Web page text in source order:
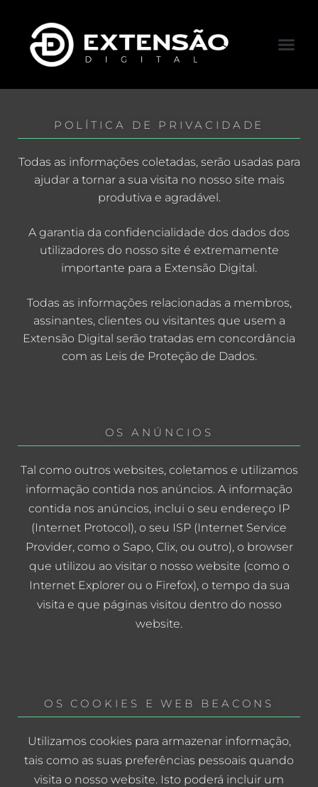
POLÍTICA DE PRIVACIDADE
Todas as informações coletadas, serão usadas para
ajudar a tornar a sua visita no nosso site mais
produtiva e agradável.
A garantia da confidencialidade dos dados dos
utilizadores do nosso site é extremamente
importante para a Extensão Digital.
Todas as informações relacionadas a membros,
assinantes, clientes ou visitantes que usem a
Extensão Digital serão tratadas em concordância
com as Leis de Proteção de Dados.
OS ANÚNCIOS
Tal como outros websites, coletamos e utilizamos
informação contida nos anúncios. A informação
contida nos anúncios, inclui o seu endereço IP
(Internet Protocol), o seu ISP (Internet Service
Provider, como o Sapo, Clix, ou outro), o browser
que utilizou ao visitar o nosso website (como o
Internet Explorer ou o Firefox), o tempo da sua
visita e que páginas visitou dentro do nosso
website.
OS COOKIES E WEB BEACONS
Utilizamos cookies para armazenar informação,
tais como as suas preferências pessoais quando
visita o nosso website. Isto poderá incluir um